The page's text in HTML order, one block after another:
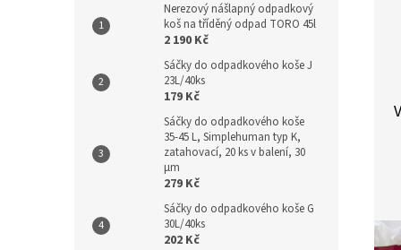
Nerezový nášlapný odpadkový
koš na tříděný odpad TORO 45l
2 190 Kč
Sáčky do odpadkového koše J
23L/40ks
179 Kč
Sáčky do odpadkového koše
35-45 L, Simplehuman typ K,
zatahovací, 20 ks v balení, 30
µm
279 Kč
Sáčky do odpadkového koše G
30L/40ks
202 Kč